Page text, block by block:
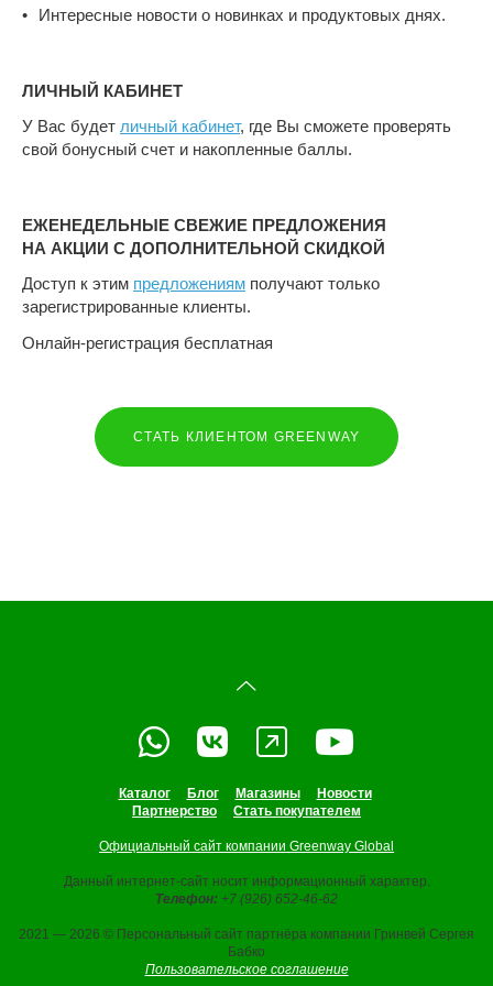
Интересные новости о новинках и продуктовых днях.
ЛИЧНЫЙ КАБИНЕТ
У Вас будет личный кабинет, где Вы сможете проверять
свой бонусный счет и накопленные баллы.
ЕЖЕНЕДЕЛЬНЫЕ СВЕЖИЕ ПРЕДЛОЖЕНИЯ
НА АКЦИИ С ДОПОЛНИТЕЛЬНОЙ СКИДКОЙ
Доступ к этим предложениям получают только
зарегистрированные клиенты.
Онлайн-регистрация бесплатная
СТАТЬ КЛИЕНТОМ GREENWAY
Каталог Блог Магазины
Новости
Партнерство
Стать покупателем
Официальный сайт компании Greenway Global
Данный интернет-сайт носит информационный характер.
Телефон: +7 (926) 652-46-62
2021 — 2026 © Персональный сайт партнёра компании Гринвей Сергея
Бабко
Пользовательское соглашение